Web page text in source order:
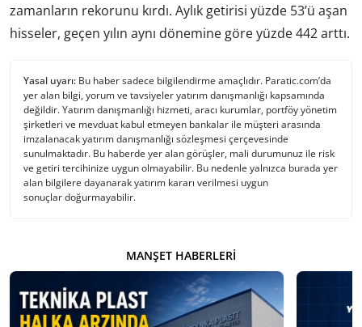
zamanların rekorunu kırdı. Aylık getirisi yüzde 53’ü aşan
hisseler, geçen yılın aynı dönemine göre yüzde 442 arttı.
Yasal uyarı: Bu haber sadece bilgilendirme amaçlıdır. Paratic.com’da
yer alan bilgi, yorum ve tavsiyeler yatırım danışmanlığı kapsamında
değildir. Yatırım danışmanlığı hizmeti, aracı kurumlar, portföy yönetim
şirketleri ve mevduat kabul etmeyen bankalar ile müşteri arasında
imzalanacak yatırım danışmanlığı sözleşmesi çerçevesinde
sunulmaktadır. Bu haberde yer alan görüşler, mali durumunuz ile risk
ve getiri tercihinize uygun olmayabilir. Bu nedenle yalnızca burada yer
alan bilgilere dayanarak yatırım kararı verilmesi uygun
sonuçlar doğurmayabilir.
MANŞET HABERLERI